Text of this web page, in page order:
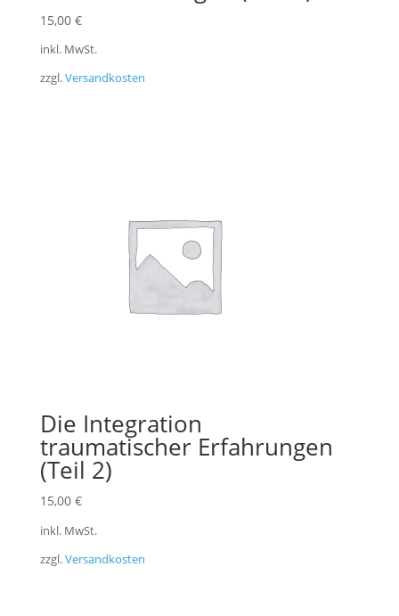
15,00 €
inkl. MwSt.
zzgl.Versandkosten
Die Integration
traumatischer Erfahrungen
(Teil 2)
15,00 €
inkl. MwSt.
zzgl.Versandkosten